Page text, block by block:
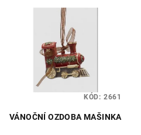
VÁNOČNÍ OZDOBA MAŠINKA
KÓD: 2661